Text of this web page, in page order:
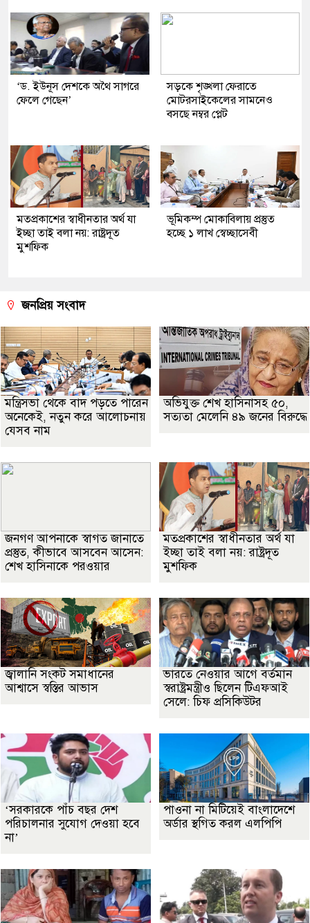
‘ড. ইউনূস দেশকে অথৈ সাগরে
ফেলে গেছেন’
সড়কে শৃঙ্খলা ফেরাতে
মোটরসাইকেলের সামনেও
বসছে নম্বর প্লেট
মতপ্রকাশের স্বাধীনতার অর্থ যা
ইচ্ছা তাই বলা নয়: রাষ্ট্রদূত
মুশফিক
ভূমিকম্প মোকাবিলায় প্রস্তুত
হচ্ছে ১ লাখ স্বেচ্ছাসেবী
জনপ্রিয় সংবাদ
মন্ত্রিসভা থেকে বাদ পড়তে পারেন
অনেকেই, নতুন করে আলোচনায়
যেসব নাম
অভিযুক্ত শেখ হাসিনাসহ ৫০,
সত্যতা মেলেনি ৪৯ জনের বিরুদ্ধে
জনগণ আপনাকে স্বাগত জানাতে
প্রস্তুত, কীভাবে আসবেন আসেন:
শেখ হাসিনাকে পরওয়ার
মতপ্রকাশের স্বাধীনতার অর্থ যা
ইচ্ছা তাই বলা নয়: রাষ্ট্রদূত
মুশফিক
জ্বালানি সংকট সমাধানের
আশ্বাসে স্বস্তির আভাস
ভারতে নেওয়ার আগে বর্তমান
স্বরাষ্ট্রমন্ত্রীও ছিলেন টিএফআই
সেলে: চিফ প্রসিকিউটর
‘সরকারকে পাঁচ বছর দেশ
পরিচালনার সুযোগ দেওয়া হবে
না’
পাওনা না মিটিয়েই বাংলাদেশে
অর্ডার স্থগিত করল এলপিপি